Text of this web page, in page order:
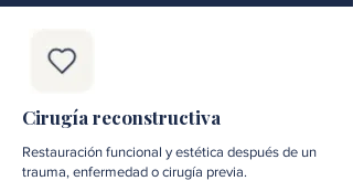
Cirugía reconstructiva
Restauración funcional y estética después de un
trauma, enfermedad o cirugía previa.